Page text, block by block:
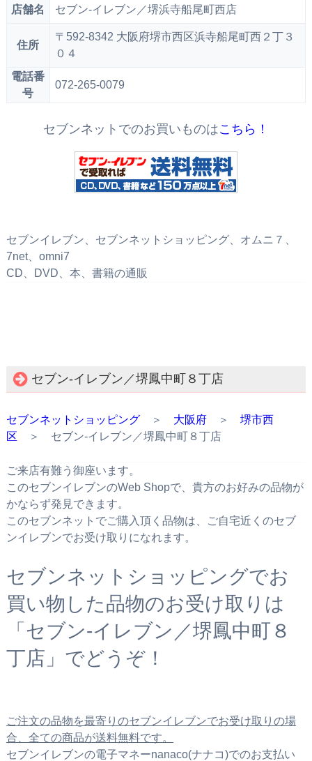
店舗名 セブン‐イレブン／堺浜寺船尾町西店
住所
〒592-8342 大阪府堺市西区浜寺船尾町西２丁３
０４
電話番
号
072-265-0079
セブンネットでのお買いものはこちら！
セブンイレブン、セブンネットショッピング、オムニ７、
7net、omni7
CD、DVD、本、書籍の通販
セブン‐イレブン／堺鳳中町８丁店
セブンネットショッピング＞ 大阪府＞ 堺市西
区 ＞ セブン‐イレブン／堺鳳中町８丁店
ご来店有難う御座います。
このセブンイレブンのWeb Shopで、貴方のお好みの品物が
かならず発見できます。
このセブンネットでご購入頂く品物は、ご自宅近くのセブ
ンイレブンでお受け取りになれます。
セブンネットショッピングでお
買い物した品物のお受け取りは
「セブン‐イレブン／堺鳳中町８
丁店」でどうぞ！
ご注文の品物を最寄りのセブンイレブンでお受け取りの場
合、全ての商品が送料無料です。
セブンイレブンの電子マネーnanaco(ナナコ)でのお支払い